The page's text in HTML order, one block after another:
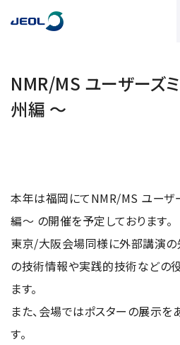
製品情報
透過電子顕微鏡 (TEM)
TEM周辺機器
SEM周辺機器
サービス＆サポート
装置利用サポート
講習
受託分析
ソリューション
ソリューション
半導体
電機・電子部品
資源・エネルギー
イベント・セミナー
イベント・セミナー
最新のセミナー / ウェビナー
会社情報
IR情報
NMR/MS ユーザーズ
州編 ～
本年は福岡にてNMR/MS ユーザ
編～ の開催を予定しております。
東京/大阪会場同様に外部講演の
の技術情報や実践的技術などの
ます。
また、会場ではポスターの展示を
す。